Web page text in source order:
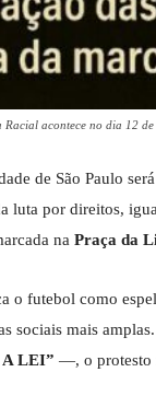
acontece no dia 12
de São Paulo
luta por direitos,
na Praça da
o futebol como
sociais mais
A LEI” —, o protesto